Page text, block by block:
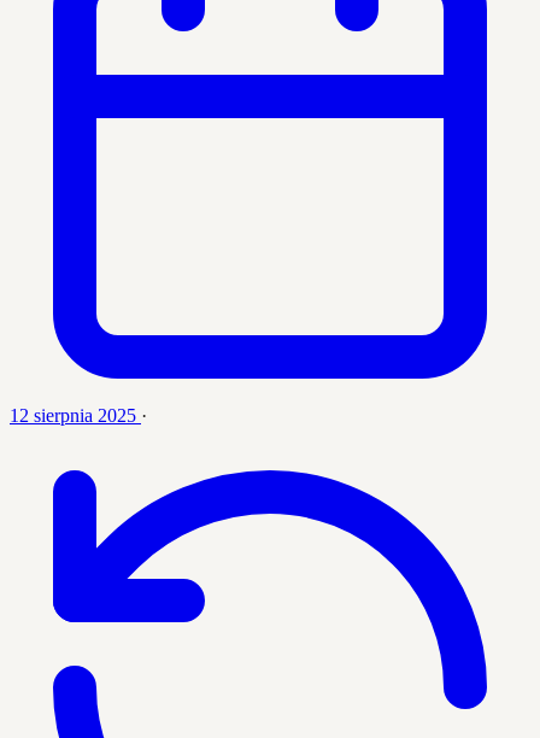
12 sierpnia 2025 ·